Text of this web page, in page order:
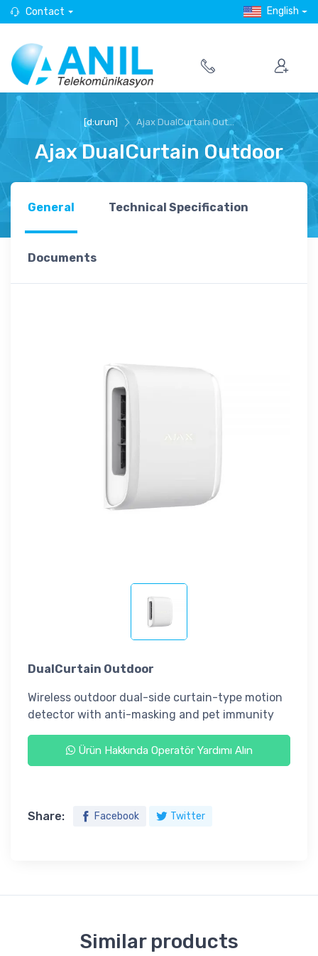
Contact English
[d:urun] Ajax DualCurtain Out...
Ajax DualCurtain Outdoor
General Technical Specification
Documents
DualCurtain Outdoor
Wireless outdoor dual-side curtain-type motion
detector with anti-masking and pet immunity
Ürün Hakkında Operatör Yardımı Alın
Share: Facebook Twitter
Similar products